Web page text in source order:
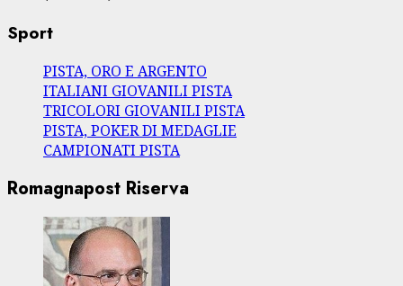
Sport
PISTA, ORO E ARGENTO
ITALIANI GIOVANILI PISTA
TRICOLORI GIOVANILI PISTA
PISTA, POKER DI MEDAGLIE
CAMPIONATI PISTA
Romagnapost Riserva